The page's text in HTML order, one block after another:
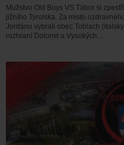
Mužstvo Old Boys VS Tábor si
jižního Tyrolska. Za místo
Jordánu vybrali obec Toblach
rozhraní Dolomit a Vysokých...